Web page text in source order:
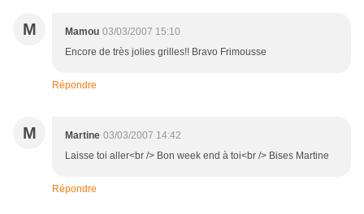
M Mamou 03/03/2007 15:10
Encore de très jolies grilles!! Bravo Frimousse
Répondre
M Martine 03/03/2007 14:42
Laisse toi aller<br /> Bon week end à toi<br /> Bises Martine
Répondre